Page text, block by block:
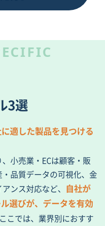
3選
適した製品を見つける
小売業・ECは顧客・販
品質データの可視化、金
ンス対応など、 自社が
選びが、データを有効
こでは、業界別におすす